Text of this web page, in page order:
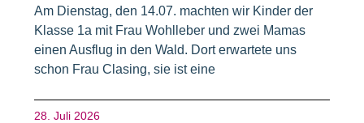
Am Dienstag, den 14.07. machten wir Kinder der
Klasse 1a mit Frau Wohlleber und zwei Mamas
einen Ausflug in den Wald. Dort erwartete uns
schon Frau Clasing, sie ist eine
28. Juli 2026